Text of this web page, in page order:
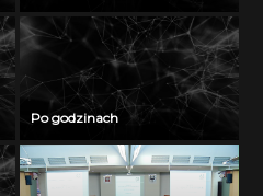
Po godzinach